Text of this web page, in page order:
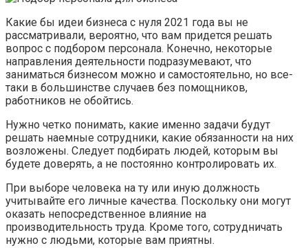
Какие бы идеи бизнеса с нуля 2021 года вы не
рассматривали, вероятно, что вам придется решать
вопрос с подбором персонала. Конечно, некоторые
направления деятельности подразумевают, что
заниматься бизнесом можно и самостоятельно, но все-
таки в большинстве случаев без помощников,
работников не обойтись.
Нужно четко понимать, какие именно задачи будут
решать наемные сотрудники, какие обязанности на них
возложены. Следует подбирать людей, которым вы
будете доверять, а не постоянно контролировать их.
При выборе человека на ту или иную должность
учитывайте его личные качества. Поскольку они могут
оказать непосредственное влияние на
производительность труда. Кроме того, сотрудничать
нужно с людьми, которые вам приятны.